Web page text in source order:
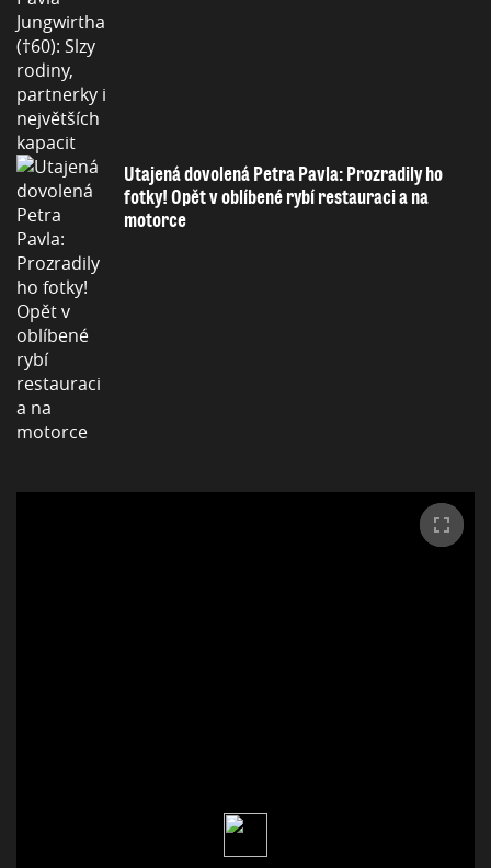
Utajená dovolená Petra Pavla: Prozradily ho
fotky! Opět v oblíbené rybí restauraci a na
motorce